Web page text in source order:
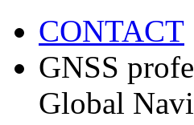
CONTACT
GNSS
Global